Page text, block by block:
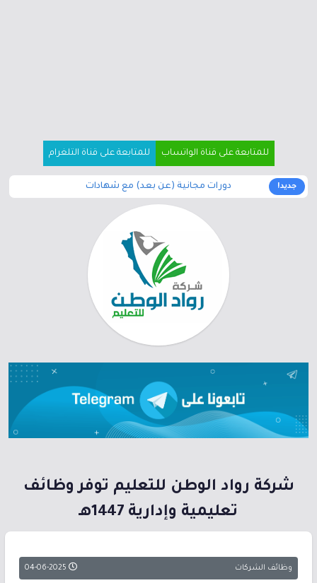
للمتابعة على قناة الواتساب للمتابعة على قناة التلغرام
جديد! دورات مجانية (عن بعد) مع شهادات
شركة رواد الوطن للتعليم توفر وظائف
تعليمية وإدارية 1447هـ
وظائف الشركات 04-06-2025